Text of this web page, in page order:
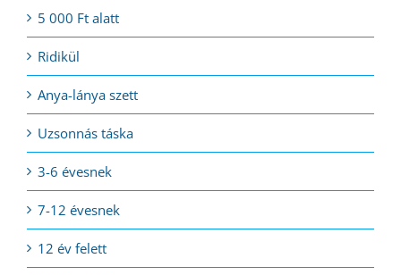
5 000 Ft alatt
Ridikül
Anya-lánya szett
Uzsonnás táska
3-6 évesnek
7-12 évesnek
12 év felett